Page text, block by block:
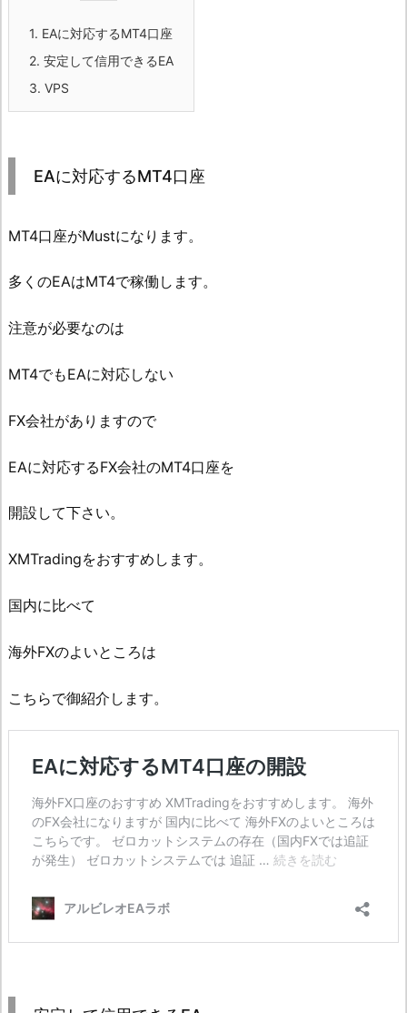
1. EAに対応するMT4口座
2. 安定して信用できるEA
3. VPS
EAに対応するMT4口座
MT4口座がMustになります。
多くのEAはMT4で稼働します。
注意が必要なのは
MT4でもEAに対応しない
FX会社がありますので
EAに対応するFX会社のMT4口座を
開設して下さい。
XMTradingをおすすめします。
国内に比べて
海外FXのよいところは
こちらで御紹介します。